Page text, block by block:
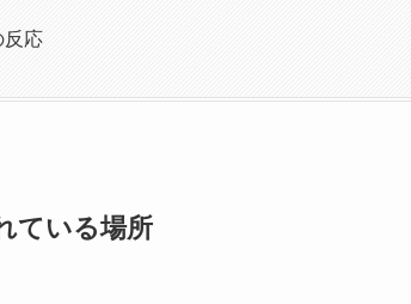
反応
ている場所